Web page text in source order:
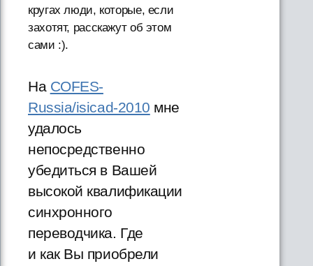
кругах люди, которые, если
захотят, расскажут об этом
сами :).
На COFES-
Russia/isicad-2010 мне
удалось
непосредственно
убедиться в Вашей
высокой квалификации
синхронного
переводчика. Где
и как Вы приобрели